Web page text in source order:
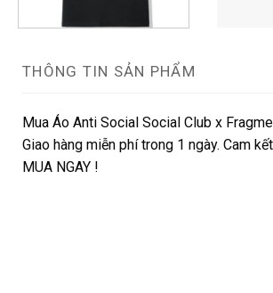
THÔNG TIN SẢN PHẨM
Mua Áo Anti Social Social Club x
Giao hàng miễn phí trong 1 ngày. Cam
MUA NGAY !